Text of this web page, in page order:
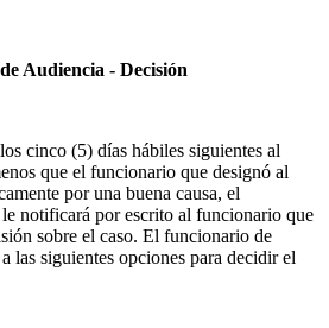
Audiencia - Decisión
días hábiles siguientes al
que el funcionario que designó al
por una buena causa, el
notificará por escrito al funcionario que
sobre el caso. El funcionario de
las siguientes opciones para decidir el